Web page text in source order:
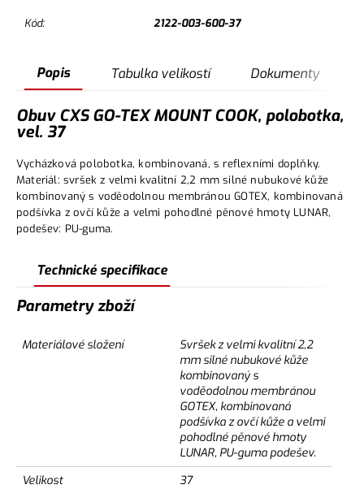
Kód: 2122-003-600-37
Popis Tabulka velikostí Dokumenty
Obuv CXS GO-TEX MOUNT COOK, polobotka,
vel. 37
Vycházková polobotka, kombinovaná, s reflexními doplňky.
Materiál: svršek z velmi kvalitní 2,2 mm silné nubukové kůže
kombinovaný s voděodolnou membránou GOTEX, kombinovaná
podšívka z ovčí kůže a velmi pohodlné pěnové hmoty LUNAR,
podešev: PU-guma.
Technické specifikace
Parametry zboží
Materiálové složení
Svršek z velmi kvalitní 2,2
mm silné nubukové kůže
kombinovaný s
voděodolnou membránou
GOTEX, kombinovaná
podšívka z ovčí kůže a velmi
pohodlné pěnové hmoty
LUNAR, PU-guma podešev.
Velikost
37